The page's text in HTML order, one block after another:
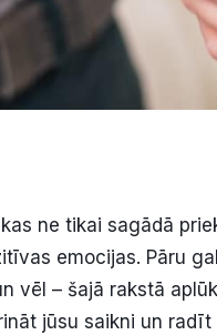
ne tikai sagādā
emocijas. Pāru
vēl – šajā rakstā
jūsu saikni un radīt